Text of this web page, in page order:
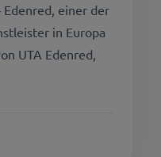
einer der
in Europa
UTA Edenred,